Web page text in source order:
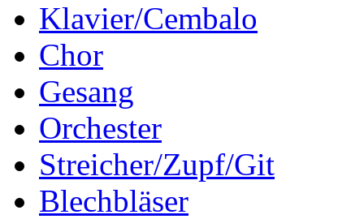
Klavier/Cembalo
Chor
Gesang
Orchester
Streicher/Zupf/Git
Blechbläser